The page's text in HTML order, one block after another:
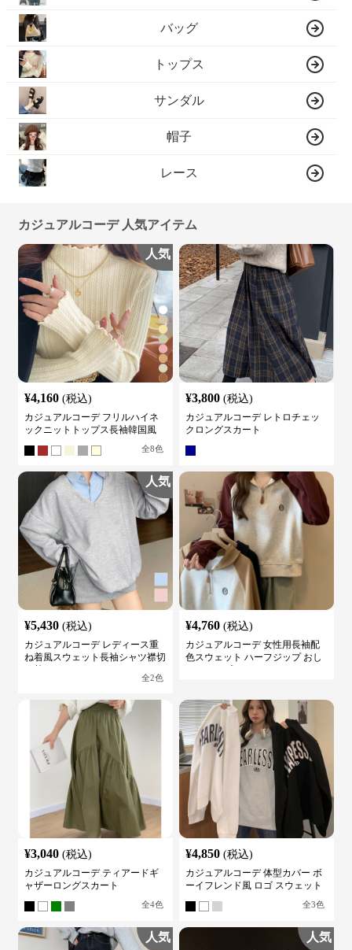
バッグ
トップス
サンダル
帽子
レース
カジュアルコーデ 人気アイテム
人気
¥4,160 (税込)
カジュアルコーデ フリルハイネ
ックニットトップス長袖韓国風
全8色
¥3,800 (税込)
カジュアルコーデ レトロチェッ
クロングスカート
人気
¥5,430 (税込)
カジュアルコーデ レディース重
ね着風スウェット長袖シャツ襟切
全2色
¥4,760 (税込)
カジュアルコーデ 女性用長袖配
色スウェット ハーフジップ おし
¥3,040 (税込)
カジュアルコーデ ティアードギ
ャザーロングスカート
全4色
¥4,850 (税込)
カジュアルコーデ 体型カバー ボ
ーイフレンド風 ロゴ スウェット
全3色
人気 人気